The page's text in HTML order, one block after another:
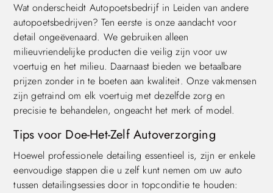
Wat onderscheidt Autopoetsbedrijf in Leiden van andere
autopoetsbedrijven? Ten eerste is onze aandacht voor
detail ongeëvenaard. We gebruiken alleen
milieuvriendelijke producten die veilig zijn voor uw
voertuig en het milieu. Daarnaast bieden we betaalbare
prijzen zonder in te boeten aan kwaliteit. Onze vakmensen
zijn getraind om elk voertuig met dezelfde zorg en
precisie te behandelen, ongeacht het merk of model.
Tips voor Doe-Het-Zelf Autoverzorging
Hoewel professionele detailing essentieel is, zijn er enkele
eenvoudige stappen die u zelf kunt nemen om uw auto
tussen detailingsessies door in topconditie te houden: